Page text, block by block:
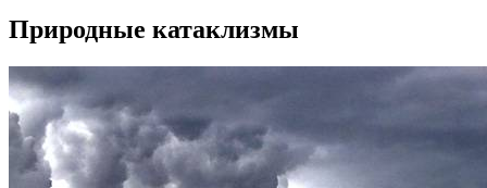
Природные катаклизмы